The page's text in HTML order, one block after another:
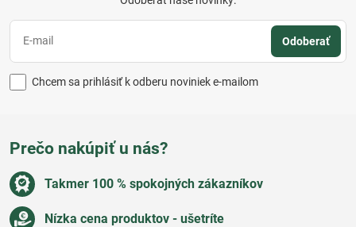
Odoberať
Chcem sa prihlásiť k odberu noviniek e-mailom
Prečo nakúpiť u nás?
Takmer 100 % spokojných zákazníkov
Nízka cena produktov - ušetríte